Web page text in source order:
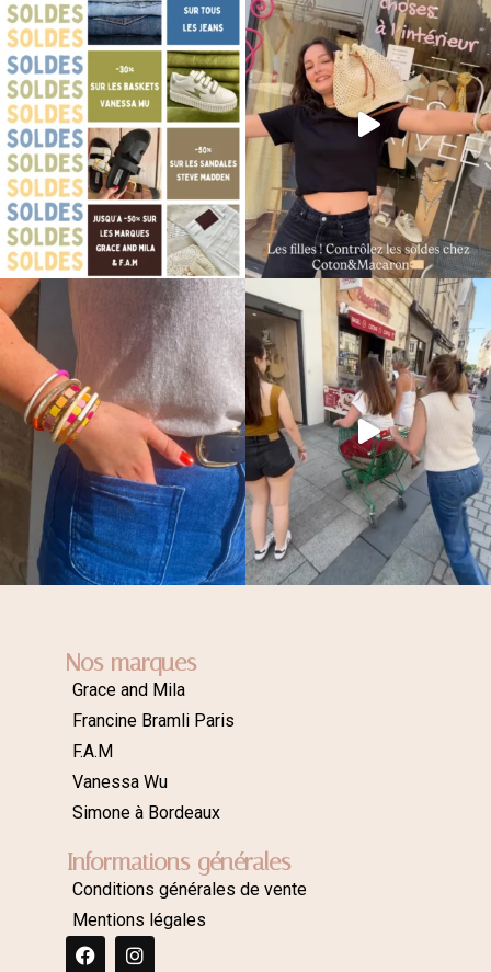
Nos marques
Grace and Mila
Francine Bramli Paris
F.A.M
Vanessa Wu
Simone à Bordeaux
Informations générales
Conditions générales de vente
Mentions légales